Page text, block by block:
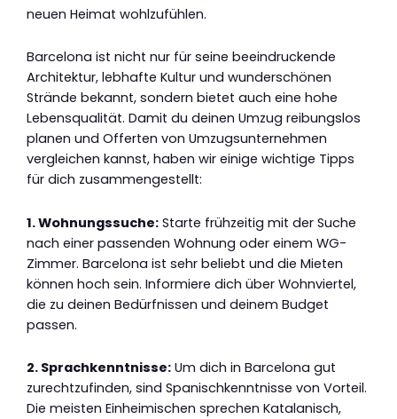
neuen Heimat wohlzufühlen.
Barcelona ist nicht nur für seine beeindruckende
Architektur, lebhafte Kultur und wunderschönen
Strände bekannt, sondern bietet auch eine hohe
Lebensqualität. Damit du deinen Umzug reibungslos
planen und Offerten von Umzugsunternehmen
vergleichen kannst, haben wir einige wichtige Tipps
für dich zusammengestellt:
1. Wohnungssuche: Starte frühzeitig mit der Suche
nach einer passenden Wohnung oder einem WG-
Zimmer. Barcelona ist sehr beliebt und die Mieten
können hoch sein. Informiere dich über Wohnviertel,
die zu deinen Bedürfnissen und deinem Budget
passen.
2. Sprachkenntnisse: Um dich in Barcelona gut
zurechtzufinden, sind Spanischkenntnisse von Vorteil.
Die meisten Einheimischen sprechen Katalanisch,